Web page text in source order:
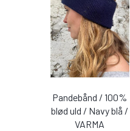
Pandebånd / 100%
blød uld / Navy blå /
VARMA